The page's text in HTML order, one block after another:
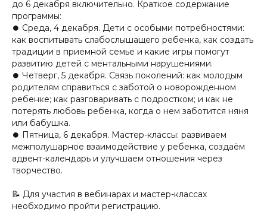
до 6 декабря включительно. Краткое содержание
программы:
⏺ Среда, 4 декабря. Дети с особыми потребностями:
как воспитывать слабослышащего ребенка, как создать
традиции в приемной семье и какие игры помогут
развитию детей с ментальными нарушениями.
⏺ Четверг, 5 декабря. Связь поколений: как молодым
родителям справиться с заботой о новорожденном
ребенке; как разговаривать с подростком; и как не
потерять любовь ребенка, когда о нем заботится няня
или бабушка.
⏺ Пятница, 6 декабря. Мастер-классы: развиваем
межполушарное взаимодействие у ребенка, создаём
адвент-календарь и улучшаем отношения через
творчество.
📝 Для участия в вебинарах и мастер-классах
необходимо пройти регистрацию.